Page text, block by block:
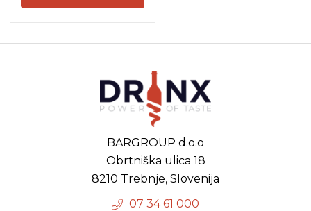
BARGROUP d.o.o
Obrtniška ulica 18
8210 Trebnje, Slovenija
07 34 61 000